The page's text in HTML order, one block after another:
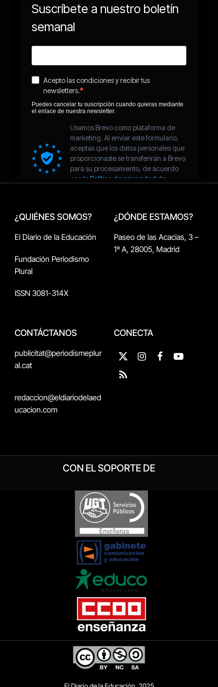
¿QUIÉNES SOMOS?
El Diario de la Educación
Fundación Periodismo
Plural
ISSN 3081-314X
¿DÓNDE ESTAMOS?
Paseo de las Acacias, 3 –
1º A, 28005, Madrid
CONTÁCTANOS
publicitat@periodismeplur
al.cat
redaccion@eldiariodelaed
ucacion.com
CONECTA
X
(Twitter)
InstagramFacebookYouTube
RSS
CON EL SOPORTE DE